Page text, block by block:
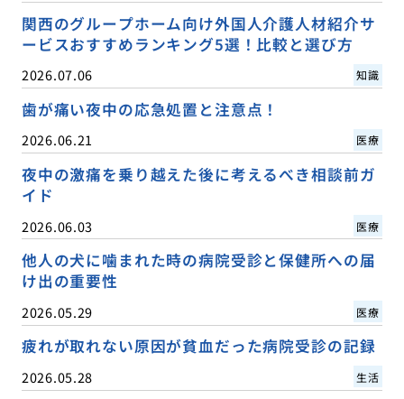
関西のグループホーム向け外国人介護人材紹介サ
ービスおすすめランキング5選！比較と選び方
2026.07.06 知識
歯が痛い夜中の応急処置と注意点！
2026.06.21 医療
夜中の激痛を乗り越えた後に考えるべき相談前ガ
イド
2026.06.03 医療
他人の犬に噛まれた時の病院受診と保健所への届
け出の重要性
2026.05.29 医療
疲れが取れない原因が貧血だった病院受診の記録
2026.05.28 生活